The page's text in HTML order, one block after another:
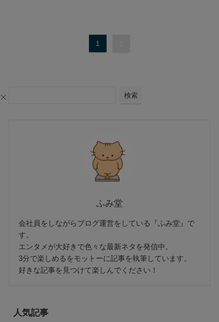
1
検索
ふみ堂
会社員をしながらブログ運営をしている『ふみ堂』で
す。
エンタメが大好きで色々な最新ネタを発信中。
3分で楽しめるをモットーに記事を執筆しています。
好きな記事を見つけて楽しんでください！
人気記事